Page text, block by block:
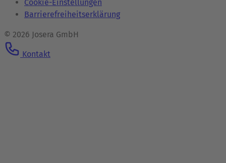
Cookie-Einstellungen
Barrierefreiheitserklärung
© 2026 Josera GmbH
Kontakt